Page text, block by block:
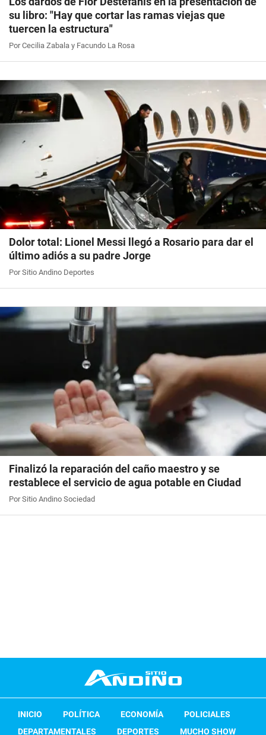
su libro: "Hay que cortar las ramas viejas que
tuercen la estructura"
Por Cecilia Zabala y Facundo La Rosa
Dolor total: Lionel Messi llegó a Rosario para dar el
último adiós a su padre Jorge
Por Sitio Andino Deportes
Finalizó la reparación del caño maestro y se
restablece el servicio de agua potable en Ciudad
Por Sitio Andino Sociedad
INICIO POLÍTICA ECONOMÍA
POLICIALES
DEPARTAMENTALES
DEPORTES MUCHO SHOW